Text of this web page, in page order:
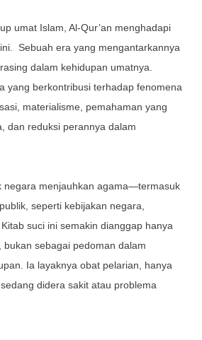
umat Islam, Al-Qur’an menghadapi
Sebuah era yang mengantarkannya
dalam kehidupan umatnya.
yang berkontribusi terhadap fenomena
materialisme, pemahaman yang
dan reduksi perannya dalam
negara menjauhkan agama—termasuk
seperti kebijakan negara,
suci ini semakin dianggap hanya
bukan sebagai pedoman dalam
Ia layaknya obat pelarian, hanya
didera sakit atau problema